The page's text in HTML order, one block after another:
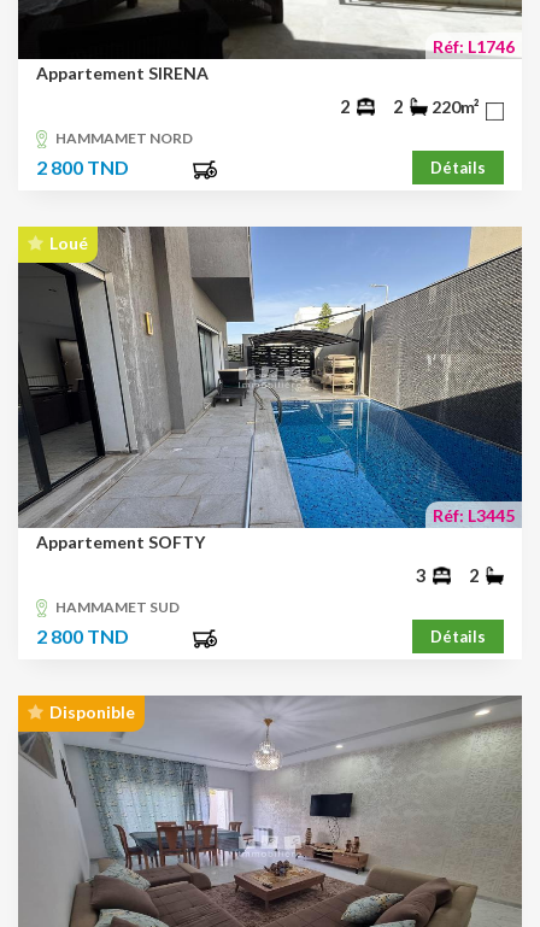
Réf: L1746
Appartement SIRENA
2 2 220m²
HAMMAMET NORD
2 800 TND Détails
Loué
Réf: L3445
Appartement SOFTY
3 2
HAMMAMET SUD
2 800 TND Détails
Disponible